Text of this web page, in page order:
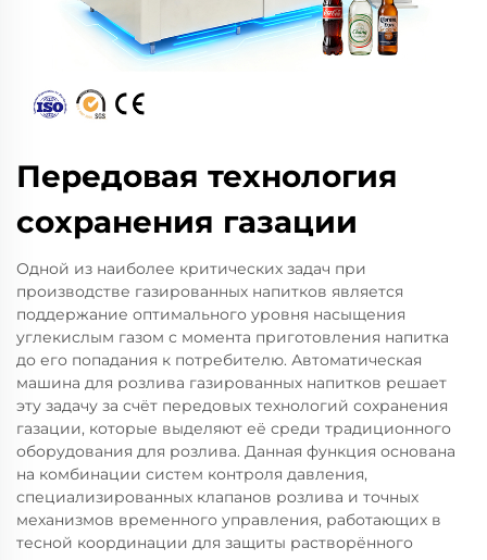
Передовая технология
сохранения газации
Одной из наиболее критических задач при
производстве газированных напитков является
поддержание оптимального уровня насыщения
углекислым газом с момента приготовления напитка
до его попадания к потребителю. Автоматическая
машина для розлива газированных напитков решает
эту задачу за счёт передовых технологий сохранения
газации, которые выделяют её среди традиционного
оборудования для розлива. Данная функция основана
на комбинации систем контроля давления,
специализированных клапанов розлива и точных
механизмов временного управления, работающих в
тесной координации для защиты растворённого